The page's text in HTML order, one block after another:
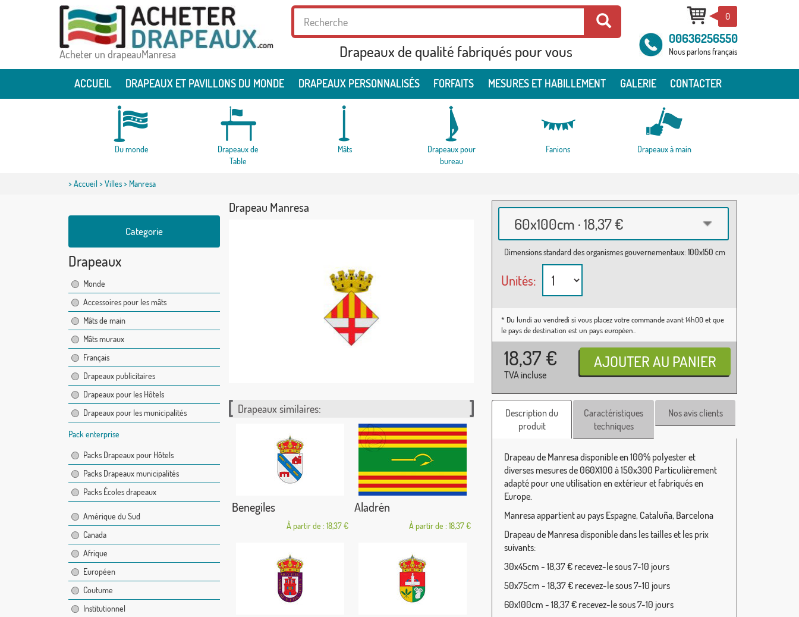
Acheter un drapeauManresa Drapeaux de qualité fabriqués pour vous
0
00636256550
Nous parlons français
ACCUEIL DRAPEAUX ET PAVILLONS DU MONDE DRAPEAUX PERSONNALISÉS FORFAITS MESURES ET HABILLEMENT GALERIE CONTACTER
Du monde
Drapeaux de
Table
Mâts
Drapeaux pour
bureau
Fanions Drapeaux à main
>Accueil>Villes> Manresa
Categorie
Drapeaux
Monde
Accessoires pour les mâts
Mâts de main
Mâts muraux
Français
Drapeaux publicitaires
Drapeaux pour les Hôtels
Drapeaux pour les municipalités
Pack enterprise
Packs Drapeaux pour Hôtels
Packs Drapeaux municipalités
Packs Écoles drapeaux
Amérique du Sud
Canada
Afrique
Européen
Coutume
Institutionnel
Drapeau Manresa
60x100cm · 18,37 €
Dimensions standard des organismes gouvernementaux: 100x150 cm
Unités:
* Du lundi au vendredi si vous placez votre commande avant 14h00 et que
le pays de destination est un pays européen..
18,37 €
TVA incluse
Drapeaux similaires:
Benegiles
À partir de : 18,37 €
Aladrén
À partir de : 18,37 €
Description du
produit
Caractéristiques
techniques
Nos avis clients
Drapeau de Manresa disponible en 100% polyester et
diverses mesures de 060X100 à 150x300 Particulièrement
adapté pour une utilisation en extérieur et fabriqués en
Europe.
Manresa appartient au pays Espagne, Cataluña, Barcelona
Drapeau de Manresa disponible dans les tailles et les prix
suivants:
30x45cm - 18,37 € recevez-le sous 7-10 jours
50x75cm - 18,37 € recevez-le sous 7-10 jours
60x100cm - 18,37 € recevez-le sous 7-10 jours